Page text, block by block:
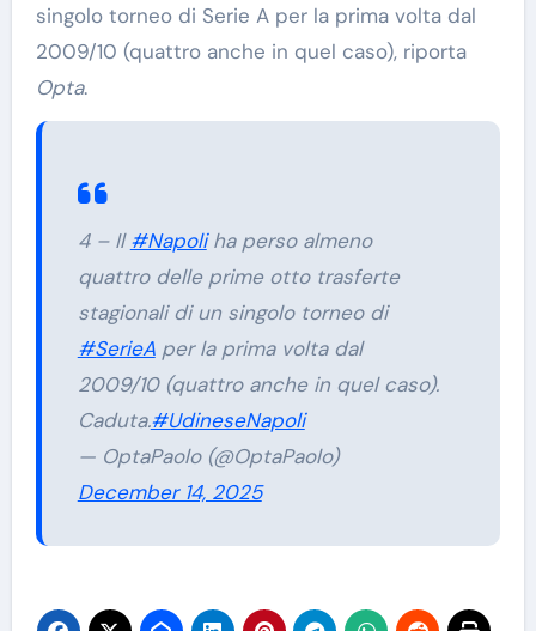
singolo torneo di Serie A per la prima volta dal
2009/10 (quattro anche in quel caso), riporta
Opta.
4 – Il#Napoliha perso almeno
quattro delle prime otto trasferte
stagionali di un singolo torneo di
#SerieAper la prima volta dal
2009/10 (quattro anche in quel caso).
Caduta.#UdineseNapoli
— OptaPaolo (@OptaPaolo)
December 14, 2025